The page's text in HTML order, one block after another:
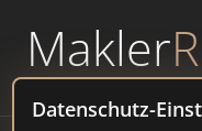
Makler
powered by
Datenschutz-